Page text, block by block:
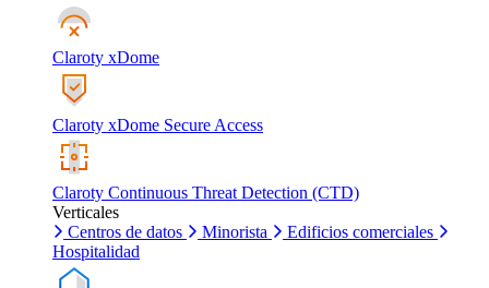
Claroty xDome
Claroty xDome Secure Access
Claroty Continuous Threat Detection (CTD)
Verticales
Centros de datos
Minorista
Edificios comerciales
Hospitalidad